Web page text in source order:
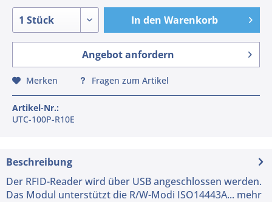
In den Warenkorb
Angebot anfordern
Merken Fragen zum Artikel
Artikel-Nr.:
UTC-100P-R10E
Beschreibung
Der RFID-Reader wird über USB angeschlossen werden.
Das Modul unterstützt die R/W-Modi ISO14443A... mehr